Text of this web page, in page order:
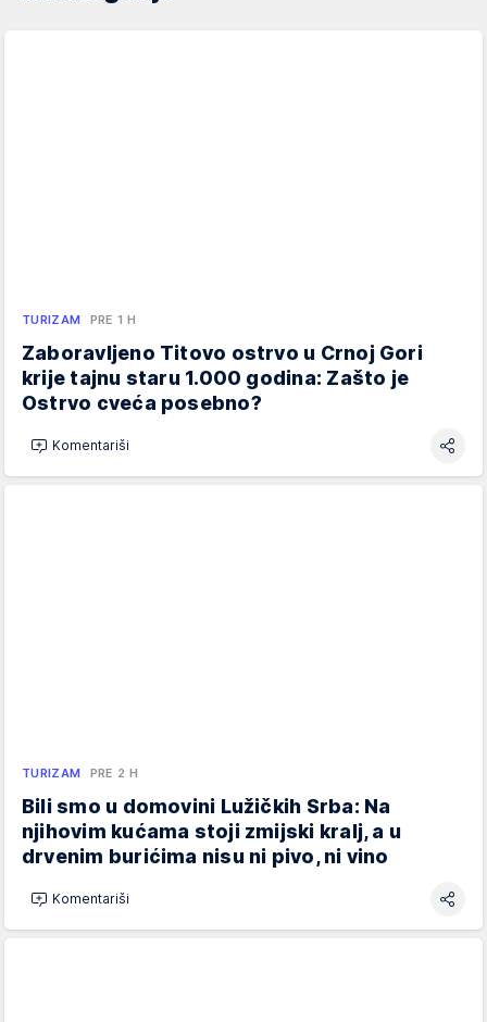
TURIZAM PRE 1 H
Zaboravljeno Titovo ostrvo u Crnoj Gori
krije tajnu staru 1.000 godina: Zašto je
Ostrvo cveća posebno?
Komentariši
TURIZAM PRE 2 H
Bili smo u domovini Lužičkih Srba: Na
njihovim kućama stoji zmijski kralj, a u
drvenim burićima nisu ni pivo, ni vino
Komentariši